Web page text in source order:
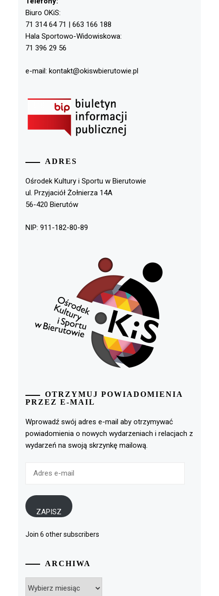
Biuro OKiS:
71 314 64 71 | 663 166 188
Hala Sportowo-Widowiskowa:
71 396 29 56
e-mail: kontakt@okiswbierutowie.pl
ADRES
Ośrodek Kultury i Sportu w Bierutowie
ul. Przyjaciół Żołnierza 14A
56-420 Bierutów
NIP: 911-182-80-89
OTRZYMUJ POWIADOMIENIA
PRZEZ E-MAIL
Wprowadź swój adres e-mail aby otrzymywać
powiadomienia o nowych wydarzeniach i relacjach z
wydarzeń na swoją skrzynkę mailową.
ZAPISZ
Join 6 other subscribers
ARCHIWA